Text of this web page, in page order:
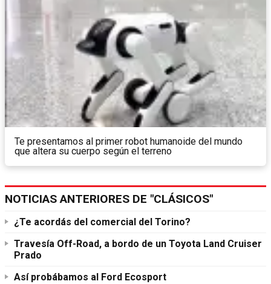
Te presentamos al primer robot humanoide del mundo
que altera su cuerpo según el terreno
NOTICIAS ANTERIORES DE "CLÁSICOS"
¿Te acordás del comercial del Torino?
Travesía Off-Road, a bordo de un Toyota Land Cruiser
Prado
Así probábamos al Ford Ecosport